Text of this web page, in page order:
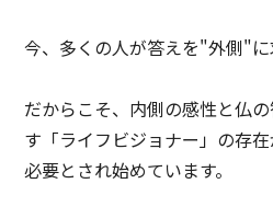
今、多くの人が答えを"外側"に
だからこそ、内側の感性と仏
す「ライフビジョナー」の存在
必要とされ始めています。